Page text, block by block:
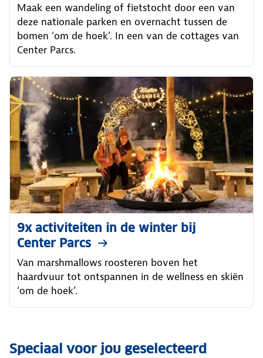
Maak een wandeling of fietstocht door een van
deze nationale parken en overnacht tussen de
bomen ‘om de hoek’. In een van de cottages van
Center Parcs.
9x activiteiten in de winter bij
Center Parcs
Van marshmallows roosteren boven het
haardvuur tot ontspannen in de wellness en skiën
‘om de hoek’.
Speciaal voor jou geselecteerd